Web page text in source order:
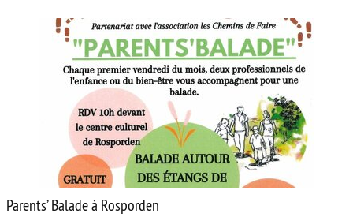
Parents’ Balade à Rosporden